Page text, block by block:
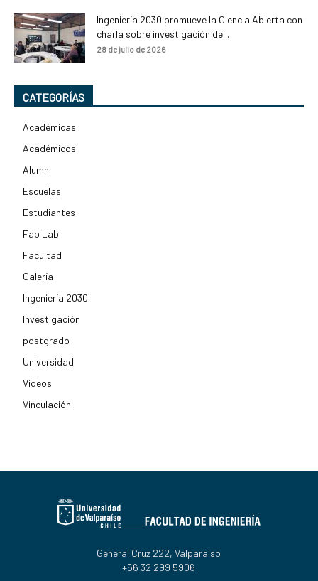
Ingeniería 2030 promueve la Ciencia Abierta con
charla sobre investigación de...
28 de julio de 2026
CATEGORÍAS
Académicas
Académicos
Alumni
Escuelas
Estudiantes
Fab Lab
Facultad
Galería
Ingeniería 2030
Investigación
postgrado
Universidad
Videos
Vinculación
General Cruz 222, Valparaíso
+56 32 299 5906